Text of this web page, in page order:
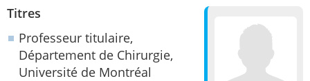
Titres
Professeur titulaire,
Département de Chirurgie,
Université de Montréal